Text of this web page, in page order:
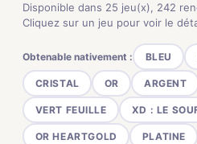
Disponible dans 25 jeu(x), 242
Cliquez sur un jeu pour voir le
Obtenable nativement : BLEU
CRISTAL OR ARGENT
VERT FEUILLE XD : LE
OR HEARTGOLD PLATINE